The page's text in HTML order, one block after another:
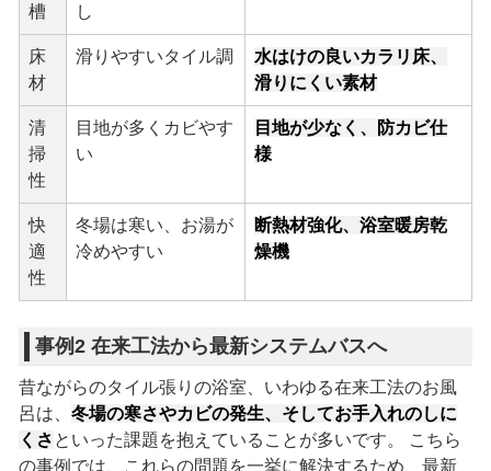
槽
し
床
材
滑りやすいタイル調
水はけの良いカラリ床、
滑りにくい素材
清
掃
性
目地が多くカビやす
い
目地が少なく、防カビ仕
様
快
適
性
冬場は寒い、お湯が
冷めやすい
断熱材強化、浴室暖房乾
燥機
事例2 在来工法から最新システムバスへ
昔ながらのタイル張りの浴室、いわゆる在来工法のお風
呂は、 冬場の寒さやカビの発生、そしてお手入れのしに
くさ といった課題を抱えていることが多いです。 こちら
の事例では、これらの問題を一挙に解決するため、最新